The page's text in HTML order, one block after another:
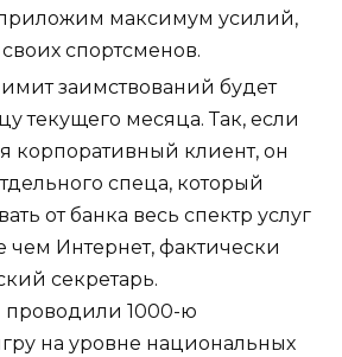
максимум усилий,
спортсменов.
заимствований будет
текущего месяца. Так, если
корпоративный клиент, он
спеца, который
от банка весь спектр услуг
чем Интернет, фактически
секретарь.
проводили 1000-ю
на уровне национальных